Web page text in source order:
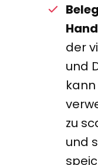
der
und
zu
und